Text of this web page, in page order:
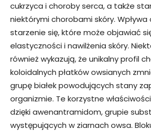
cukrzyca i choroby serca, a także
niektórymi chorobami skóry. Wpływa
starzenie się, które może objawiać
elastyczności i nawilżenia skóry.
również wykazują, że unikalny profil
koloidalnych płatków owsianych
grupę białek powodujących stany
organizmie. Te korzystne
dzięki awenantramidom, grupie
występujących w ziarnach owsa.